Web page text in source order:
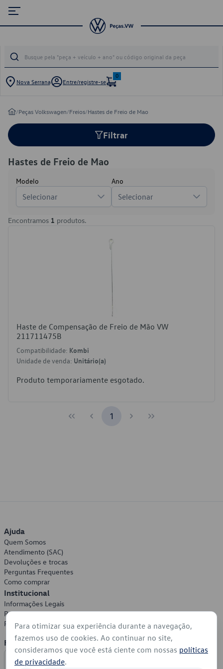
Nova Serrana Entre/registre-se
0
/Peças Volkswagen/Freios/Hastes de Freio de Mao
Filtrar
Hastes de Freio de Mao
Modelo
Selecionar
Ano
Selecionar
Encontramos 1 produtos.
Haste de Compensação de Freio de Mão VW
211711475B
Compatibilidade: Kombi
Unidade de venda: Unitário(a)
Produto temporariamente esgotado.
1
Ajuda
Quem Somos
Atendimento (SAC)
Devoluções e trocas
Perguntas Frequentes
Como comprar
Institucional
Informações Legais
Política de Privacidade
Política de Cookies
Formas de Pagamento
Para otimizar sua experiência durante a navegação,
fazemos uso de cookies. Ao continuar no site,
consideramos que você está ciente com nossas políticas
de privacidade.